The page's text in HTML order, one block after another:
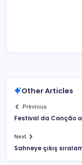
Other Articles
Previous
Festival da Canção
Next
Sahneye çıkış